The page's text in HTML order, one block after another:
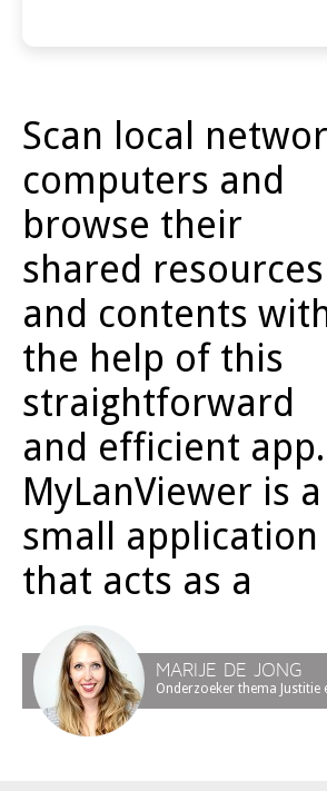
Scan local
computers and
browse their
shared resources
and contents
the help of this
straightforward
and efficient app.
MyLanViewer is a
small application
that acts as a
MARIJE DE JONG
Onderzoeker thema Justitie